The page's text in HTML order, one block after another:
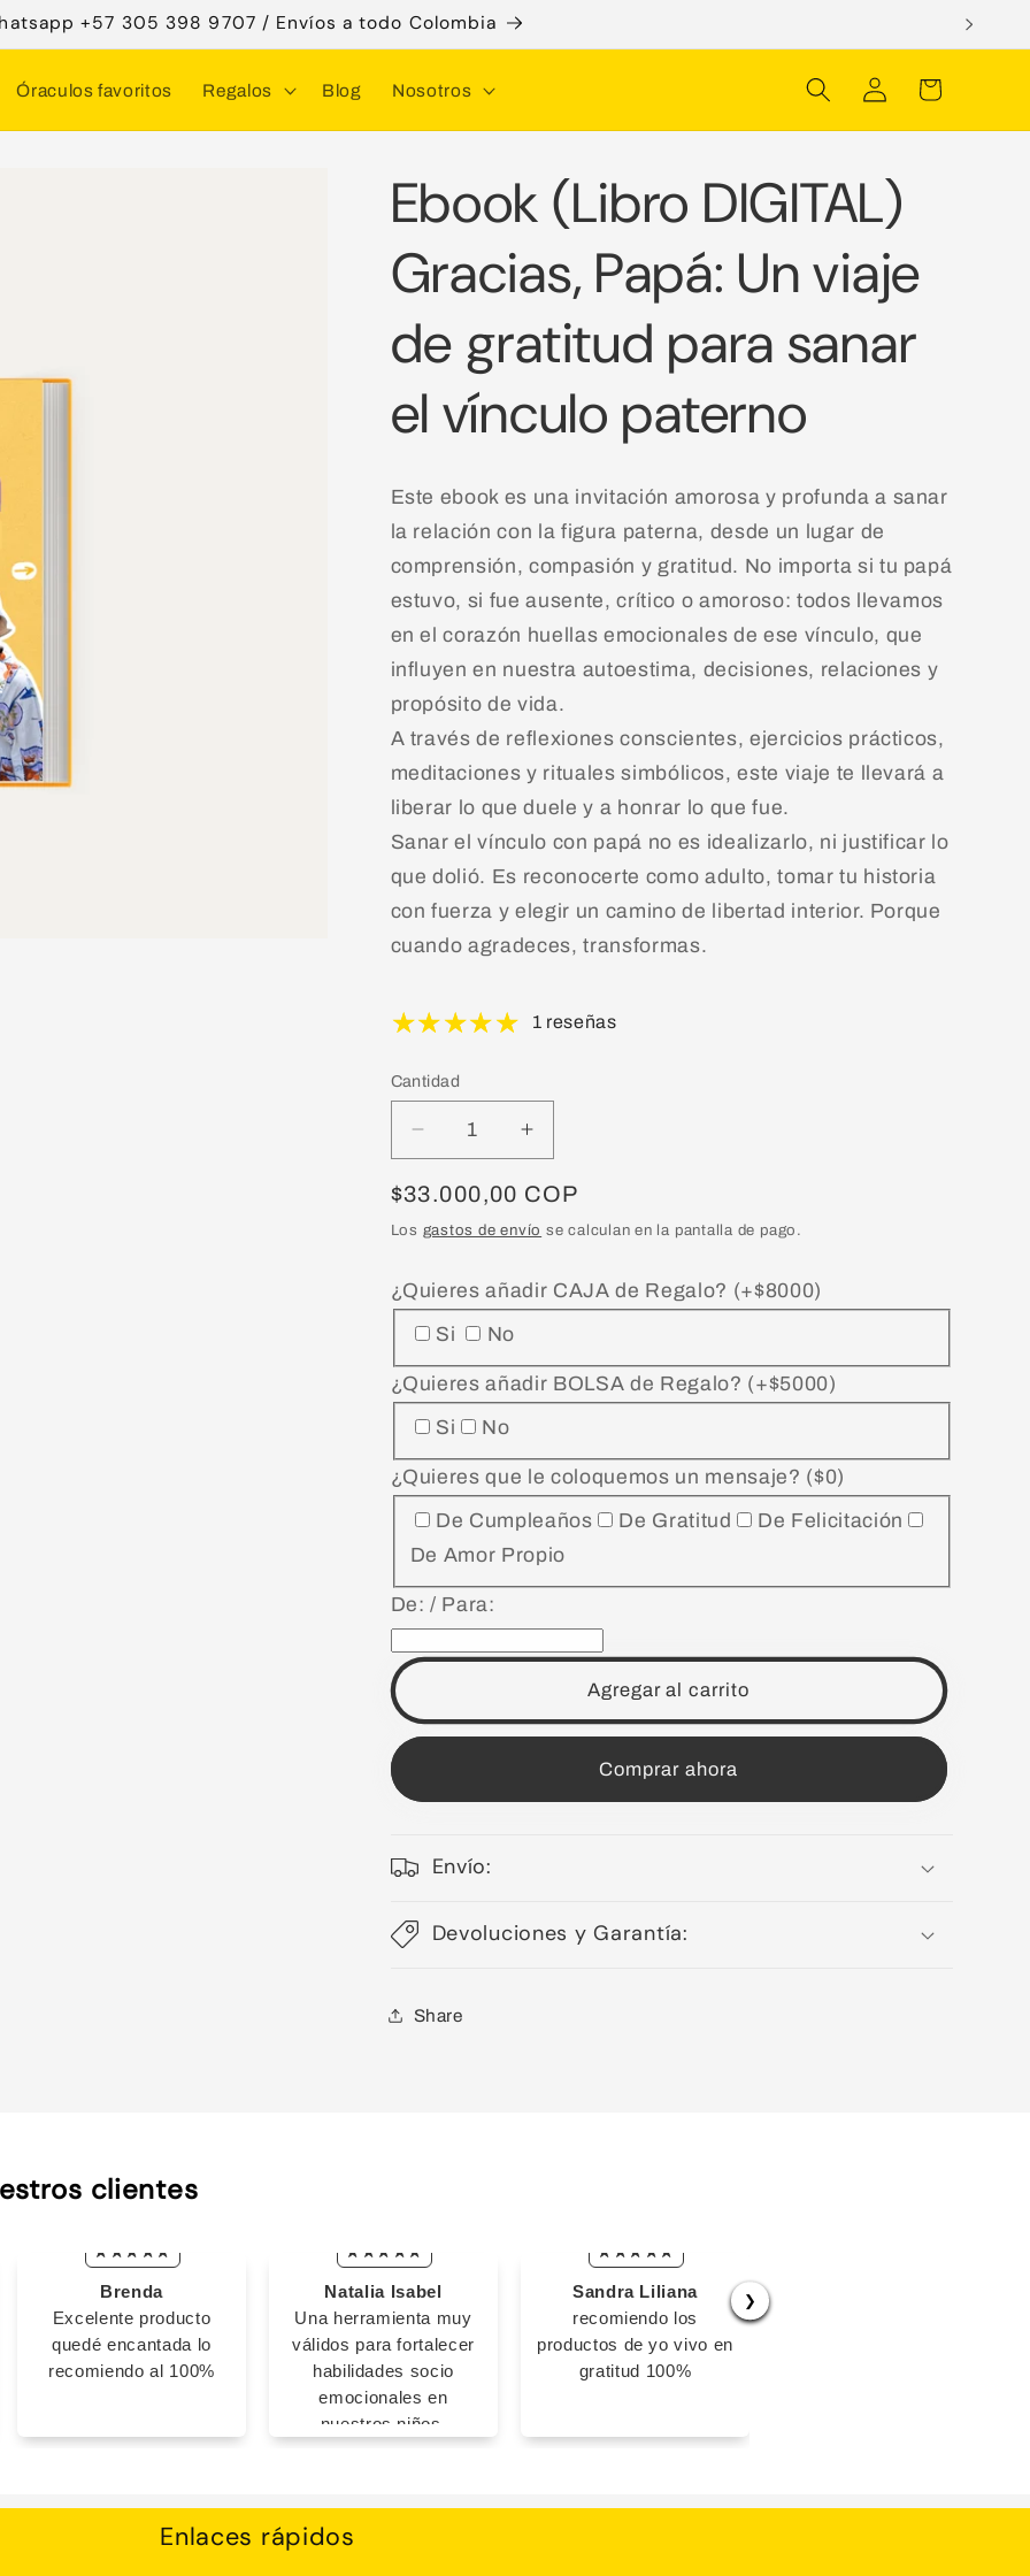
+57 305 398 9707 / Envíos a todo Colombia
Óraculos favoritos Regalos Blog Nosotros
Iniciar
sesión
Carrito
Ebook (Libro DIGITAL)
Gracias, Papá: Un viaje
de gratitud para sanar
el vínculo paterno
Este ebook es una invitación amorosa y profunda a sanar
la relación con la figura paterna, desde un lugar de
comprensión, compasión y gratitud. No importa si tu papá
estuvo, si fue ausente, crítico o amoroso: todos llevamos
en el corazón huellas emocionales de ese vínculo, que
influyen en nuestra autoestima, decisiones, relaciones y
propósito de vida.
A través de reflexiones conscientes, ejercicios prácticos,
meditaciones y rituales simbólicos, este viaje te llevará a
liberar lo que duele y a honrar lo que fue.
Sanar el vínculo con papá no es idealizarlo, ni justificar lo
que dolió. Es reconocerte como adulto, tomar tu historia
con fuerza y elegir un camino de libertad interior. Porque
cuando agradeces, transformas.
1 reseñas
Cantidad
Reducir
cantidad
para
Ebook
(Libro
Gracias,
Papá:
viaje
de
gratitud
para
sanar
el
paterno
Aumentar
cantidad
para
Ebook
Gracias,
viaje
de
para
sanar
el
paterno
Precio
habitual
$33.000,00 COP
Los gastos de envío se calculan en la pantalla de pago.
¿Quieres añadir CAJA de Regalo? (+$8000)
¿Quieres
añadir
CAJA
de
Regalo?
(+$8000)
Si No
¿Quieres añadir BOLSA de Regalo? (+$5000)
¿Quieres
añadir
BOLSA
de
Regalo?
(+$5000)
Si No
¿Quieres que le coloquemos un mensaje? ($0)
¿Quieres
que
le
coloquemos
un
mensaje?
($0)
De Cumpleaños De Gratitud
De Felicitación
De Amor Propio
De: / Para:
Agregar al carrito
Comprar ahora
Envío:
Devoluciones y Garantía:
Share
clientes
❯
Brenda
Excelente producto
quedé encantada lo
recomiendo al 100%
Natalia Isabel
Una herramienta muy
válidos para fortalecer
habilidades socio
emocionales en
nuestros niños.
Sandra Liliana
recomiendo los
productos de yo vivo en
gratitud 100%
Enlaces rápidos